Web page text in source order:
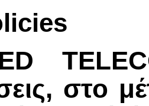
στο